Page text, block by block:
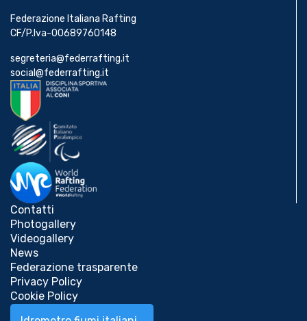
Federazione Italiana Rafting
CF/P.Iva-00689760148
segreteria@federrafting.it
social@federrafting.it
Contatti
Photogallery
Videogallery
News
Federazione trasparente
Privacy Policy
Cookie Policy